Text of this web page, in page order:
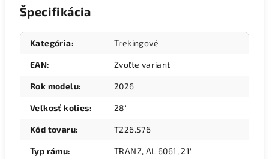
Špecifikácia
Kategória: Trekingové
EAN: Zvoľte variant
Rok modelu: 2026
Veľkosť kolies: 28"
Kód tovaru: T226.576
Typ rámu: TRANZ, AL 6061, 21"